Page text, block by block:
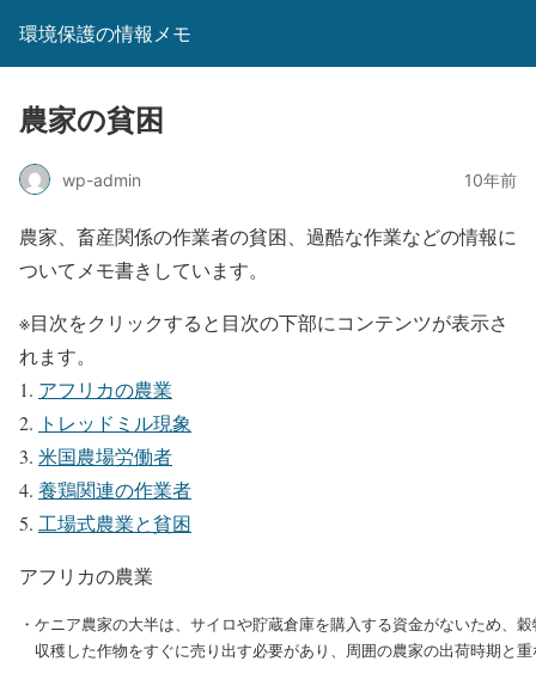
環境保護の情報メモ
農家の貧困
wp-admin 10年前
農家、畜産関係の作業者の貧困、過酷な作業などの情報に
ついてメモ書きしています。
※目次をクリックすると目次の下部にコンテンツが表示さ
れます。
アフリカの農業
トレッドミル現象
米国農場労働者
養鶏関連の作業者
工場式農業と貧困
アフリカの農業
・ケニア農家の大半は、サイロや貯蔵倉庫を購入する資金がないため、
収穫した作物をすぐに売り出す必要があり、周囲の農家の出荷時期と